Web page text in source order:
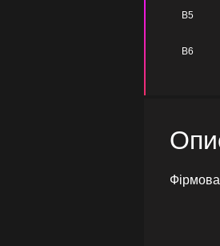
B5
B6
Фірмова